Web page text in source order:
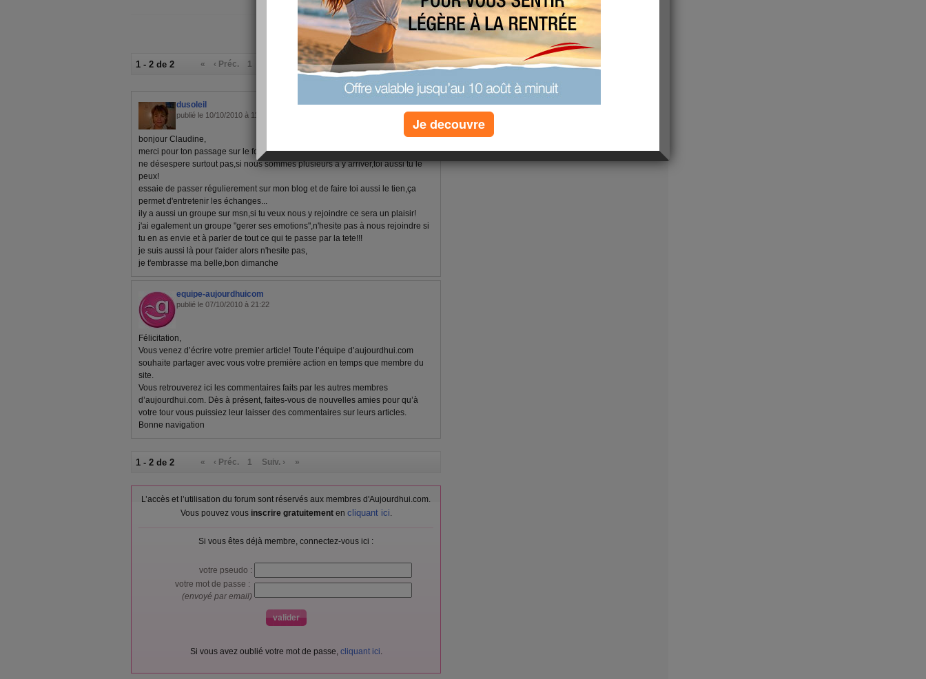
1 - 2 de 2 « ‹ Préc. 1 »
dusoleil
publié le 10/10/2010 à 11:46
bonjour Claudine,
merci pour ton passage sur le forum!!!
ne désespere surtout pas,si nous sommes plusieurs à y arriver,toi aussi tu le
peux!
essaie de passer régulierement sur mon blog et de faire toi aussi le tien,ça
permet d'entretenir les échanges...
ily a aussi un groupe sur msn,si tu veux nous y rejoindre ce sera un plaisir!
j'ai egalement un groupe "gerer ses emotions",n'hesite pas à nous rejoindre si
tu en as envie et à parler de tout ce qui te passe par la tete!!!
je suis aussi là pour t'aider alors n'hesite pas,
je t'embrasse ma belle,bon dimanche
equipe-aujourdhuicom
publié le 07/10/2010 à 21:22
Félicitation,
Vous venez d’écrire votre premier article! Toute l’équipe d’aujourdhui.com
souhaite partager avec vous votre première action en temps que membre du
site.
Vous retrouverez ici les commentaires faits par les autres membres
d’aujourdhui.com. Dès à présent, faites-vous de nouvelles amies pour qu’à
votre tour vous puissiez leur laisser des commentaires sur leurs articles.
Bonne navigation
1 - 2 de 2 « ‹ Préc. 1 Suiv. › »
L’accès et l’utilisation du forum sont réservés aux membres d'Aujourdhui.com.
Vous pouvez vous inscrire gratuitementen cliquant ici.
Si vous êtes déjà membre, connectez-vous ici :
votre pseudo :
votre mot de passe :
(envoyé par email)
Si vous avez oublié votre mot de passe, cliquant ici.
Je decouvre